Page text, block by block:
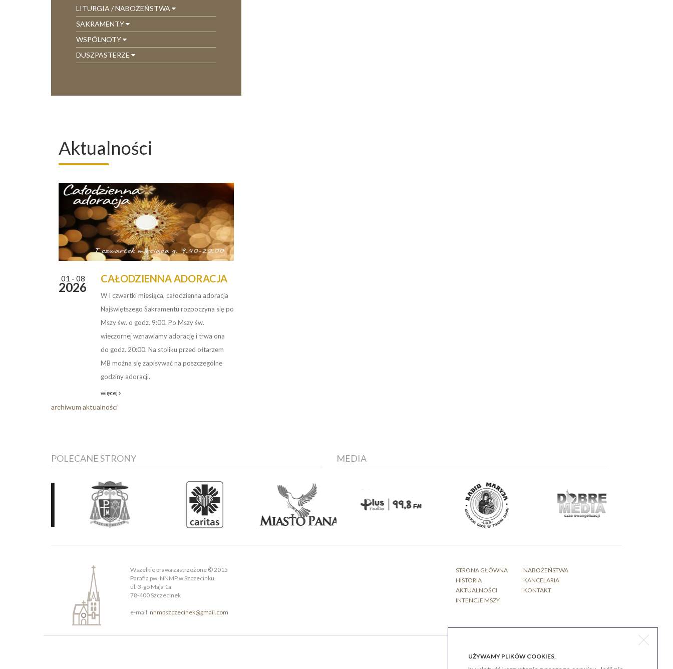
LITURGIA / NABOŻEŃSTWA
SAKRAMENTY
WSPÓLNOTY
DUSZPASTERZE
Aktualności
01 - 08
2026
CAŁODZIENNA ADORACJA
W I czwartki miesiąca, całodzienna adoracja
Najświętszego Sakramentu rozpoczyna się po
Mszy św. o godz. 9:00. Po Mszy św.
wieczornej wznawiamy adorację i trwa ona
do godz. 20:00. Na stoliku przed ołtarzem
MB można się zapisywać na poszczególne
godziny adoracji.
więcej
archiwum aktualności
POLECANE STRONY MEDIA
Wszelkie prawa zastrzeżone © 2015
Parafia pw. NNMP w Szczecinku.
ul. 3-go Maja 1a
78-400 Szczecinek
e-mail: nnmpszczecinek@gmail.com
STRONA GŁÓWNA
NABOŻEŃSTWA
HISTORIA
KANCELARIA
AKTUALNOŚCI
KONTAKT
INTENCJE MSZY
UŻYWAMY PLIKÓW COOKIES,